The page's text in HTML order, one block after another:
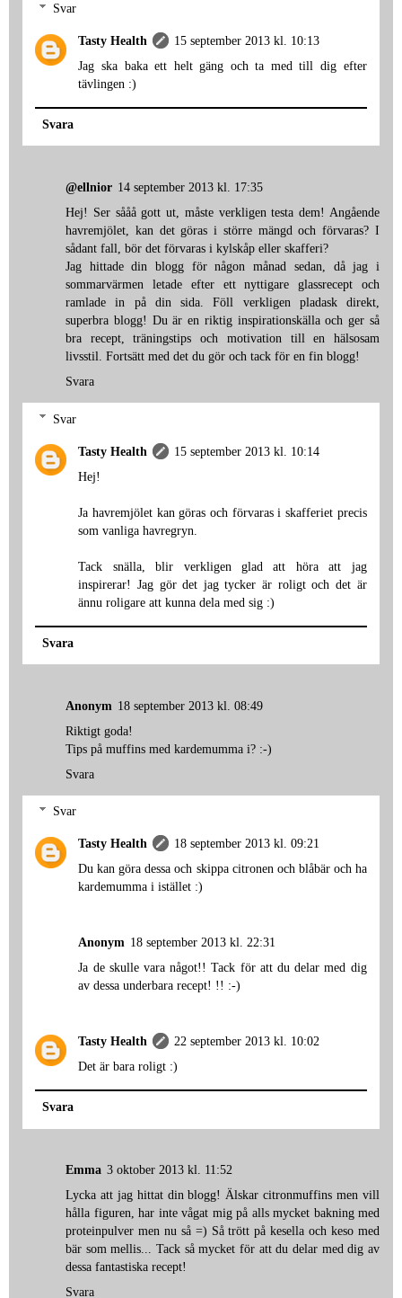
Svar
Tasty Health
15 september 2013 kl. 10:13
Jag ska baka ett helt gäng och ta med till dig efter
tävlingen :)
Svara
@ellnior 14 september 2013 kl. 17:35
Hej! Ser sååå gott ut, måste verkligen testa dem! Angående
havremjölet, kan det göras i större mängd och förvaras? I
sådant fall, bör det förvaras i kylskåp eller skafferi?
Jag hittade din blogg för någon månad sedan, då jag i
sommarvärmen letade efter ett nyttigare glassrecept och
ramlade in på din sida. Föll verkligen pladask direkt,
superbra blogg! Du är en riktig inspirationskälla och ger så
bra recept, träningstips och motivation till en hälsosam
livsstil. Fortsätt med det du gör och tack för en fin blogg!
Svara
Svar
Tasty Health
15 september 2013 kl. 10:14
Hej!
Ja havremjölet kan göras och förvaras i skafferiet precis
som vanliga havregryn.
Tack snälla, blir verkligen glad att höra att jag
inspirerar! Jag gör det jag tycker är roligt och det är
ännu roligare att kunna dela med sig :)
Svara
Anonym 18 september 2013 kl. 08:49
Riktigt goda!
Tips på muffins med kardemumma i? :-)
Svara
Svar
Tasty Health
18 september 2013 kl. 09:21
Du kan göra dessa och skippa citronen och blåbär och ha
kardemumma i istället :)
Anonym 18 september 2013 kl. 22:31
Ja de skulle vara något!! Tack för att du delar med dig
av dessa underbara recept! !! :-)
Tasty Health
22 september 2013 kl. 10:02
Det är bara roligt :)
Svara
Emma 3 oktober 2013 kl. 11:52
Lycka att jag hittat din blogg! Älskar citronmuffins men vill
hålla figuren, har inte vågat mig på alls mycket bakning med
proteinpulver men nu så =) Så trött på kesella och keso med
bär som mellis... Tack så mycket för att du delar med dig av
dessa fantastiska recept!
Svara